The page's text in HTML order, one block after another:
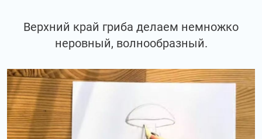
Верхний край гриба делаем немножко
неровный, волнообразный.